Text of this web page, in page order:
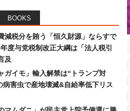
BOOKS
減税分を賄う「恒久財源」ならすで
度与党税制改正大綱は「法人税引
及
ガイモ」輸入解禁は“トランプ対
病害虫で産地壊滅&自給率低下リス